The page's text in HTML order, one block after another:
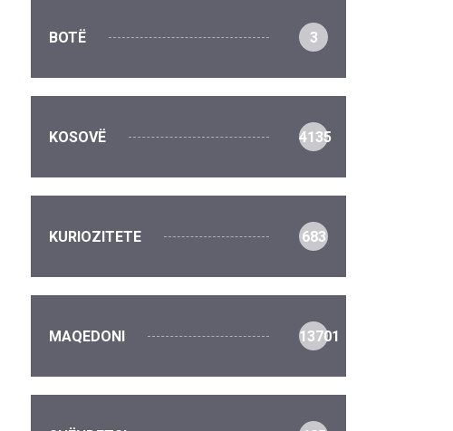
BOTË 3
KOSOVË 4135
KURIOZITETE 683
MAQEDONI 13701